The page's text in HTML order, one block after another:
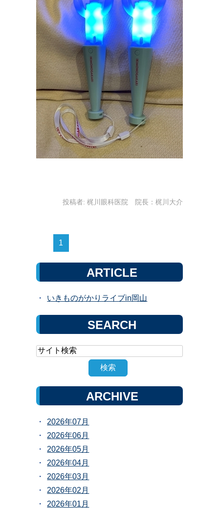
投稿者: 梶川眼科医院 院長：梶川大介
1
ARTICLE
いきものがかりライブin岡山
SEARCH
ARCHIVE
2026年07月
2026年06月
2026年05月
2026年04月
2026年03月
2026年02月
2026年01月